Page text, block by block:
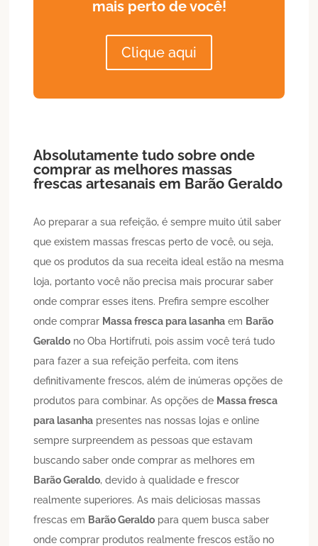
mais perto de você!
Clique aqui
Absolutamente tudo sobre onde
comprar as melhores massas
frescas artesanais em Barão Geraldo
Ao preparar a sua refeição, é sempre muito útil saber
que existem massas frescas perto de você, ou seja,
que os produtos da sua receita ideal estão na mesma
loja, portanto você não precisa mais procurar saber
onde comprar esses itens. Prefira sempre escolher
onde comprar Massa fresca para lasanha em Barão
Geraldo no Oba Hortifruti, pois assim você terá tudo
para fazer a sua refeição perfeita, com itens
definitivamente frescos, além de inúmeras opções de
produtos para combinar. As opções de Massa fresca
para lasanha presentes nas nossas lojas e online
sempre surpreendem as pessoas que estavam
buscando saber onde comprar as melhores em
Barão Geraldo, devido à qualidade e frescor
realmente superiores. As mais deliciosas massas
frescas em Barão Geraldo para quem busca saber
onde comprar produtos realmente frescos estão no